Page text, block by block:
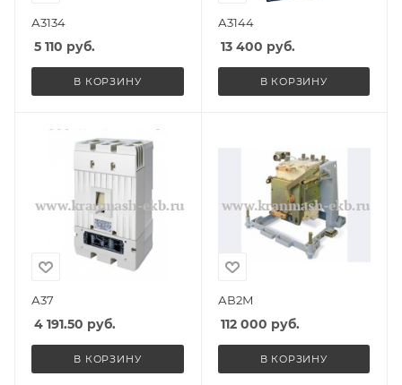
А3134
5 110 руб.
В КОРЗИНУ
А3144
13 400 руб.
В КОРЗИНУ
А37
4 191.50 руб.
В КОРЗИНУ
АВ2М
112 000 руб.
В КОРЗИНУ